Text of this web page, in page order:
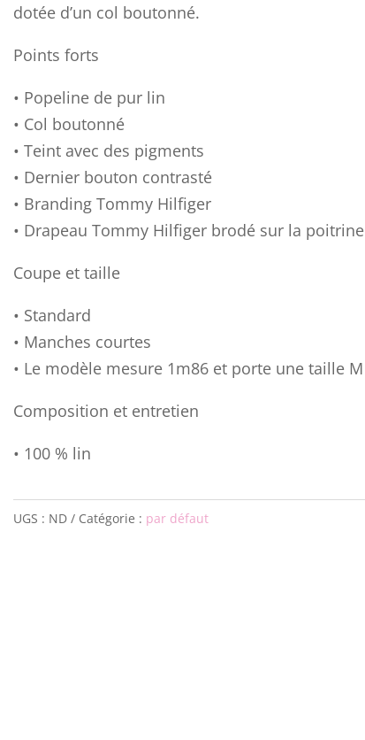
dotée d’un col boutonné.
Points forts
• Popeline de pur lin
• Col boutonné
• Teint avec des pigments
• Dernier bouton contrasté
• Branding Tommy Hilfiger
• Drapeau Tommy Hilfiger brodé sur la poitrine
Coupe et taille
• Standard
• Manches courtes
• Le modèle mesure 1m86 et porte une taille M
Composition et entretien
• 100 % lin
UGS : ND Catégorie : par défaut